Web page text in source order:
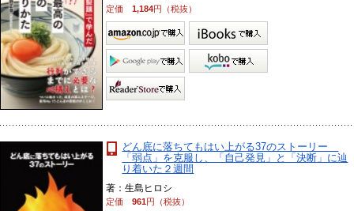
定価1,184円（税抜）
どん底に落ちてもはい上がる37のストーリー
「弱点」を克服し、「自己発見」と「決断」に辿
り着いた２週間
著：生島ヒロシ
定価961円（税抜）